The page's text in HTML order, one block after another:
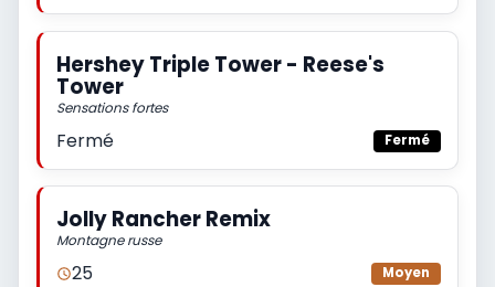
Hershey Triple Tower - Reese's
Tower
Sensations fortes
Fermé Fermé
Jolly Rancher Remix
Montagne russe
25 Moyen